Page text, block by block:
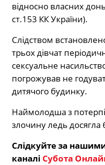
відносно власних
ст.153 КК України).
Слідством
трьох дівчат
сексуальне
погрожував не
дитячого будинку.
Наймолодша з
злочину ледь досягла
Слідкуйте за
каналі Субота